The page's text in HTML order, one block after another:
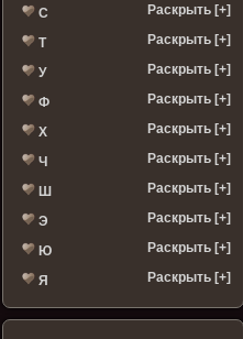
С Раскрыть [+]
Т Раскрыть [+]
У Раскрыть [+]
Ф Раскрыть [+]
Х Раскрыть [+]
Ч Раскрыть [+]
Ш Раскрыть [+]
Э Раскрыть [+]
Ю Раскрыть [+]
Я Раскрыть [+]